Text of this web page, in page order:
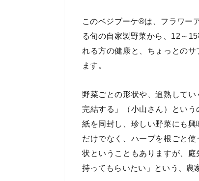
このベジブーケ®は、フラワー
る旬の自家製野菜から、12～
れる方の健康と、ちょっとの
ます。
野菜ごとの形状や、追熟して
完結する」（小山さん）とい
紙を同封し、珍しい野菜にも
だけでなく、ハーブを根ごと
状ということもありますが、
持ってもらいたい」という、農